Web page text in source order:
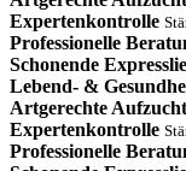
Expertenkontrolle
Professionelle
Schonende
Lebend- &
Artgerechte Aufzucht
Expertenkontrolle
Professionelle